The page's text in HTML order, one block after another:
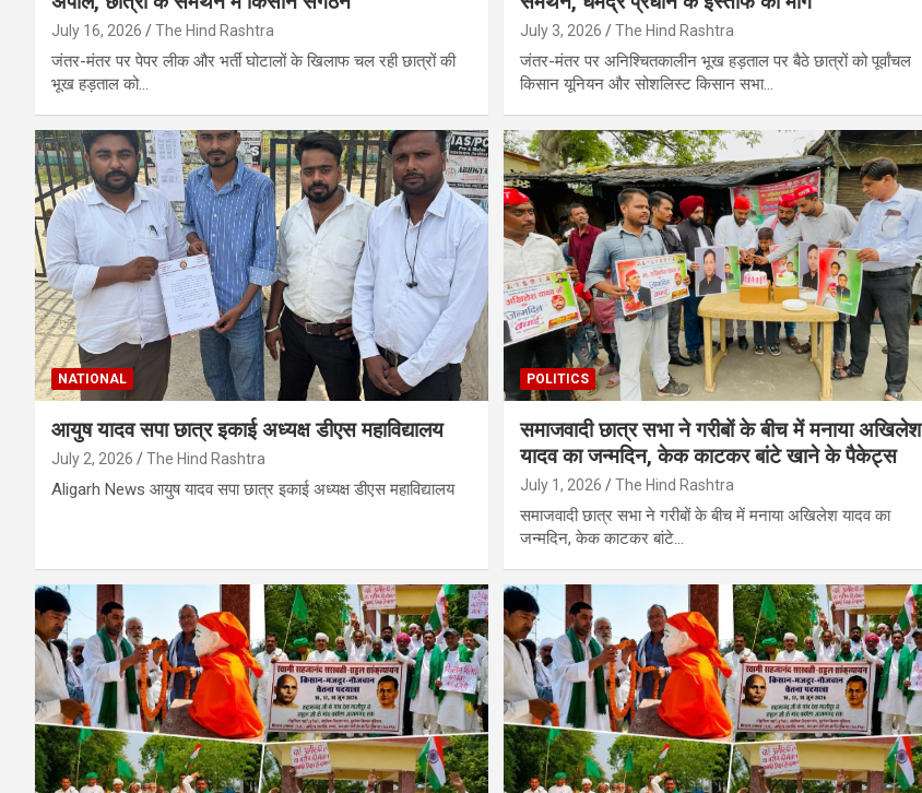
July 16, 2026 The Hind Rashtra
जंतर-मंतर पर पेपर लीक और भर्ती घोटालों के खिलाफ चल रही छात्रों की
भूख हड़ताल को…
July 3, 2026 The Hind Rashtra
जंतर-मंतर पर अनिश्चितकालीन भूख हड़ताल पर बैठे छात्रों को पूर्वांचल
किसान यूनियन और सोशलिस्ट किसान सभा…
NATIONAL
आयुष यादव सपा छात्र इकाई अध्यक्ष डीएस महाविद्यालय
July 2, 2026 The Hind Rashtra
Aligarh News आयुष यादव सपा छात्र इकाई अध्यक्ष डीएस महाविद्यालय
POLITICS
समाजवादी छात्र सभा ने गरीबों के बीच में मनाया अखिलेश
यादव का जन्मदिन, केक काटकर बांटे खाने के पैकेट्स
July 1, 2026 The Hind Rashtra
समाजवादी छात्र सभा ने गरीबों के बीच में मनाया अखिलेश यादव का
जन्मदिन, केक काटकर बांटे…